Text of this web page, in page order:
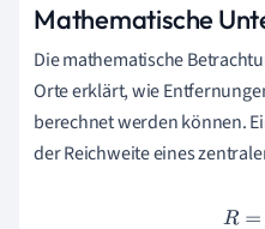
Mathematische
Die mathematische
Orte erklärt, wie
berechnet werden können.
der Reichweite eines